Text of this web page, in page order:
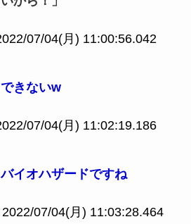
07/04(月) 11:00:56.042
きないw
07/04(月) 11:02:19.186
イオハザードですね
2022/07/04(月) 11:03:28.464